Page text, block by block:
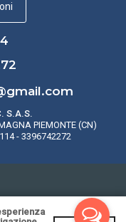
S.A.S.
PIEMONTE (CN)
- 3396742272
| Realizzato da